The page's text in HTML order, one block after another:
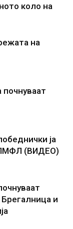
коло на
на
почнуваат
ја
ПМФЛ (ВИДЕО)
Брегалница и